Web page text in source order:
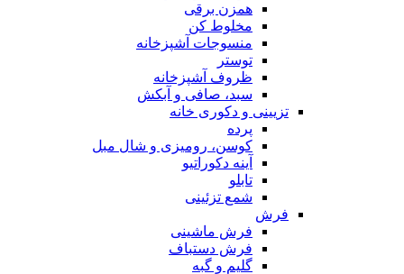
همزن برقی
مخلوط کن
منسوجات آشپزخانه
توستر
ظروف آشپزخانه
سبد، صافی و آبکش
تزیینی و دکوری خانه
پرده
کوسن، رومیزی و شال مبل
آینه دکوراتیو
تابلو
شمع تزئینی
فرش
فرش ماشینی
فرش دستباف
گلیم و گبه